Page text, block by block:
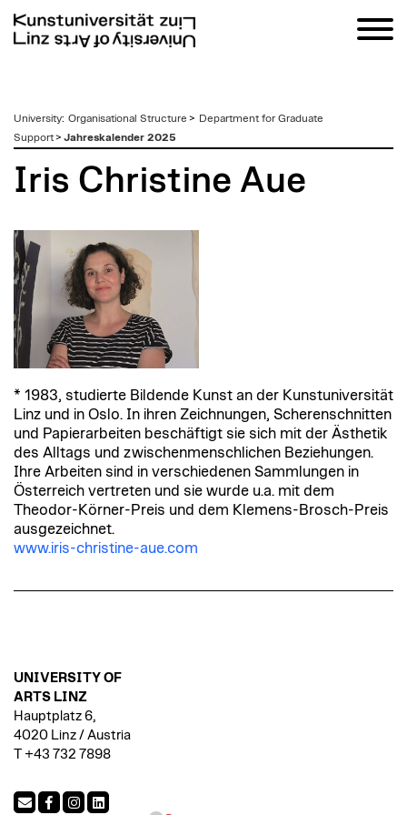
zum
Inhalt
University: Organisational Structure > Department for Graduate
Support> Jahreskalender 2025
Iris Christine Aue
* 1983, studierte Bildende Kunst an der Kunstuniversität
Linz und in Oslo. In ihren Zeichnungen, Scherenschnitten
und Papierarbeiten beschäftigt sie sich mit der Ästhetik
des Alltags und zwischenmenschlichen Beziehungen.
Ihre Arbeiten sind in verschiedenen Sammlungen in
Österreich vertreten und sie wurde u.a. mit dem
Theodor-Körner-Preis und dem Klemens-Brosch-Preis
ausgezeichnet.
www.iris-christine-aue.com
UNIVERSITY OF
ARTS LINZ
Hauptplatz 6,
4020 Linz / Austria
T +43 732 7898